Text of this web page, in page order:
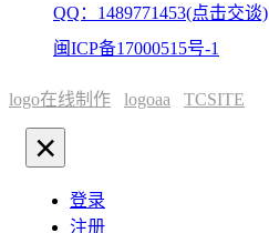
QQ：1489771453(点击交谈)
闽ICP备17000515号-1
logo在线制作 logoaa TCSITE
×
登录
注册